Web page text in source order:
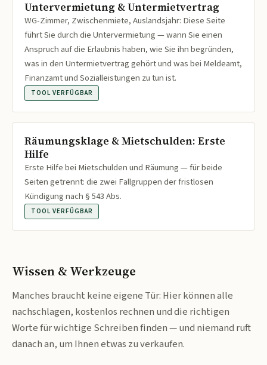
Untervermietung & Untermietvertrag
WG-Zimmer, Zwischenmiete, Auslandsjahr: Diese Seite
führt Sie durch die Untervermietung — wann Sie einen
Anspruch auf die Erlaubnis haben, wie Sie ihn begründen,
was in den Untermietvertrag gehört und was bei Meldeamt,
Finanzamt und Sozialleistungen zu tun ist.
TOOL VERFÜGBAR
Räumungsklage & Mietschulden: Erste
Hilfe
Erste Hilfe bei Mietschulden und Räumung — für beide
Seiten getrennt: die zwei Fallgruppen der fristlosen
Kündigung nach § 543 Abs.
TOOL VERFÜGBAR
Wissen & Werkzeuge
Manches braucht keine eigene Tür: Hier können alle
nachschlagen, kostenlos rechnen und die richtigen
Worte für wichtige Schreiben finden — und niemand ruft
danach an, um Ihnen etwas zu verkaufen.